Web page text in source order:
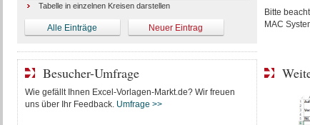
Bitte
MAC
Tabelle in einzelnen Kreisen darstellen
Alle Einträge Neuer Eintrag
Besucher-Umfrage
Wie gefällt Ihnen Excel-Vorlagen-Markt.de? Wir freuen
uns über Ihr Feedback. Umfrage >>